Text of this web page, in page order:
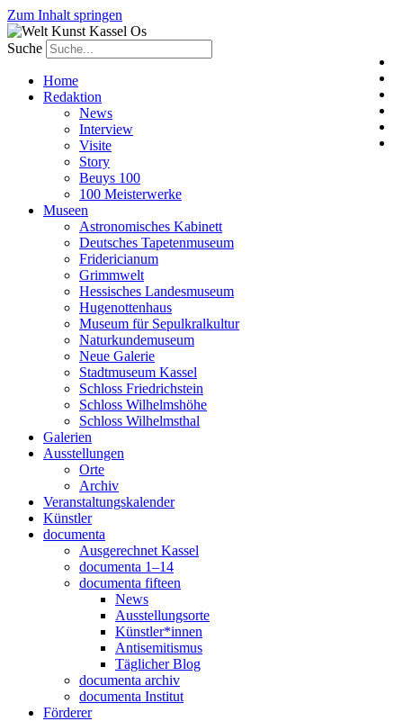
Zum Inhalt springen
Suche
Home
Redaktion
News
Interview
Visite
Story
Beuys 100
100 Meisterwerke
Museen
Astronomisches Kabinett
Deutsches Tapetenmuseum
Fridericianum
Grimmwelt
Hessisches Landesmuseum
Hugenottenhaus
Museum für Sepulkralkultur
Naturkundemuseum
Neue Galerie
Stadtmuseum Kassel
Schloss Friedrichstein
Schloss Wilhelmshöhe
Schloss Wilhelmsthal
Galerien
Ausstellungen
Orte
Archiv
Veranstaltungskalender
Künstler
documenta
Ausgerechnet Kassel
documenta 1–14
documenta fifteen
News
Ausstellungsorte
Künstler*innen
Antisemitismus
Täglicher Blog
documenta archiv
documenta Institut
Förderer